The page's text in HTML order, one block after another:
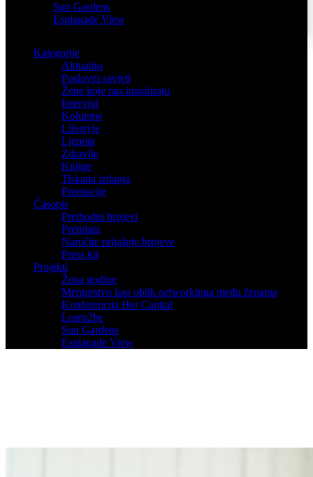
Sun Gardens
Esplanade View
Kategorije
Aktualno
Poslovni savjeti
Žene koje nas inspiriraju
Intervjui
Kolumne
Lifestyle
Ljepota
Zdravlje
Knjige
Tiskana izdanja
Promocije
Časopis
Prethodni brojevi
Pretplata
Naručite prijašnje brojeve
Press kit
Projekti
Žena godine
Mentorstvo kao oblik networkinga među ženama
Konferencija Her Capital
Learn2be
Sun Gardens
Esplanade View